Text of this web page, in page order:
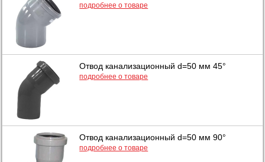
подробнее о товаре
Отвод канализационный d=50 мм 45°
подробнее о товаре
Отвод канализационный d=50 мм 90°
подробнее о товаре